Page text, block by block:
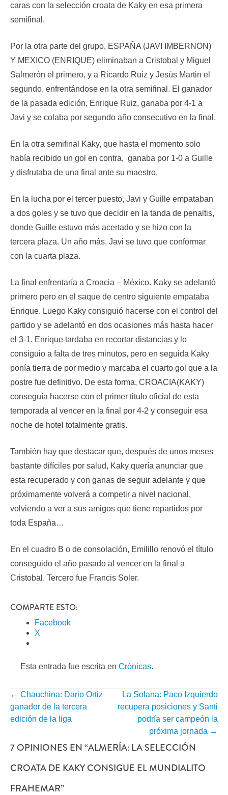
caras con la selección croata de Kaky en esa primera
semifinal.
Por la otra parte del grupo, ESPAÑA (JAVI IMBERNON)
Y MEXICO (ENRIQUE) eliminaban a Cristobal y Miguel
Salmerón el primero, y a Ricardo Ruiz y Jesús Martin el
segundo, enfrentándose en la otra semifinal. El ganador
de la pasada edición, Enrique Ruiz, ganaba por 4-1 a
Javi y se colaba por segundo año consecutivo en la final.
En la otra semifinal Kaky, que hasta el momento solo
había recibido un gol en contra, ganaba por 1-0 a Guille
y disfrutaba de una final ante su maestro.
En la lucha por el tercer puesto, Javi y Guille empataban
a dos goles y se tuvo que decidir en la tanda de penaltis,
donde Guille estuvo más acertado y se hizo con la
tercera plaza. Un año más, Javi se tuvo que conformar
con la cuarta plaza.
La final enfrentaría a Croacia – México. Kaky se adelantó
primero pero en el saque de centro siguiente empataba
Enrique. Luego Kaky consiguió hacerse con el control del
partido y se adelantó en dos ocasiones más hasta hacer
el 3-1. Enrique tardaba en recortar distancias y lo
consiguio a falta de tres minutos, pero en seguida Kaky
ponía tierra de por medio y marcaba el cuarto gol que a la
postre fue definitivo. De esta forma, CROACIA(KAKY)
conseguía hacerse con el primer titulo oficial de esta
temporada al vencer en la final por 4-2 y conseguir esa
noche de hotel totalmente gratis.
También hay que destacar que, después de unos meses
bastante difíciles por salud, Kaky quería anunciar que
esta recuperado y con ganas de seguir adelante y que
próximamente volverá a competir a nivel nacional,
volviendo a ver a sus amigos que tiene repartidos por
toda España…
En el cuadro B o de consolación, Emilillo renovó el título
conseguido el año pasado al vencer en la final a
Cristobal. Tercero fue Francis Soler.
COMPARTE ESTO:
Facebook
X
Esta entrada fue escrita en Crónicas.
NAVEGACIÓN
POR
← Chauchina: Dario Ortiz
ganador de la tercera
edición de la liga
La Solana: Paco Izquierdo
recupera posiciones y Santi
podría ser campeón la
próxima jornada →
7 OPINIONES EN “ALMERÍA: LA SELECCIÓN
CROATA DE KAKY CONSIGUE EL MUNDIALITO
FRAHEMAR”